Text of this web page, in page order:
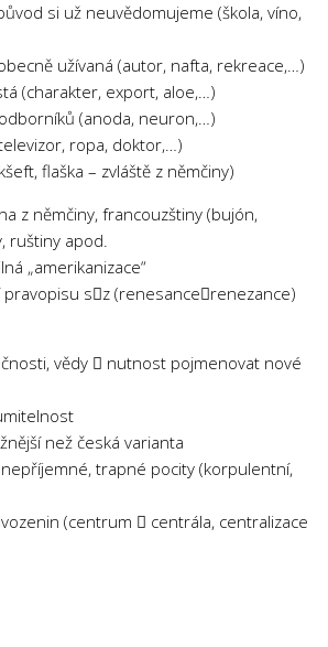
si už neuvědomujeme (škola, víno,
užívaná (autor, nafta, rekreace,…)
(charakter, export, aloe,…)
(anoda, neuron,…)
ropa, doktor,…)
flaška – zvláště z němčiny)
z němčiny, francouzštiny (bujón,
ruštiny apod.
„amerikanizace“
sz (renesancerenezance)
vědy  nutnost pojmenovat nové
než česká varianta
nepříjemné, trapné pocity (korpulentní,
(centrum  centrála, centralizace